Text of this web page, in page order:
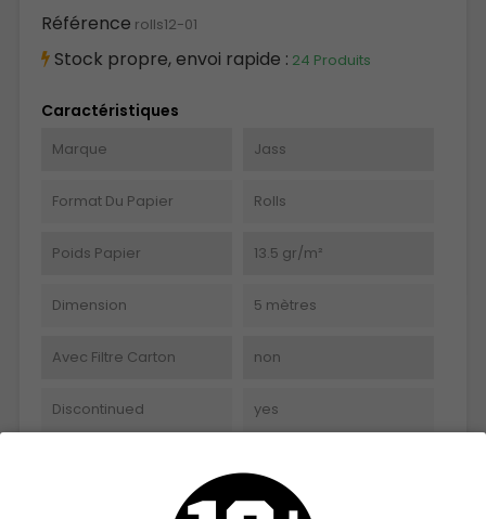
Référence rolls12-01
Stock propre, envoi rapide : 24 Produits
Caractéristiques
Marque Jass
Format Du Papier Rolls
Poids Papier 13.5 gr/m²
Dimension 5 mètres
Avec Filtre Carton non
Discontinued yes
Références spécifiques
30174481